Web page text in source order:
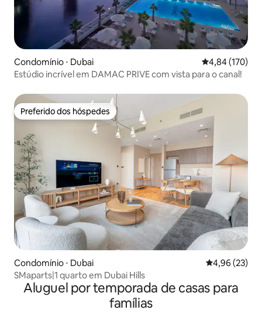
Condomínio ⋅ Dubai 4,84 de uma
4,84 (170)
Estúdio incrível em DAMAC PRIVE com vista para o canal!
Preferido dos hóspedes
Preferido dos hóspedes
Condomínio ⋅ Dubai 4,96 de uma
4,96 (23)
SMaparts|1 quarto em Dubai Hills
Aluguel por temporada de casas para
famílias